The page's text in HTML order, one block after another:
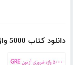
دانلود کتاب 5000 واژه ضروری آزمون GRE